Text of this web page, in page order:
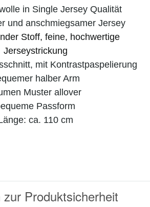
in Single Jersey Qualität
und anschmiegsamer Jersey
Stoff, feine, hochwertige
Jerseystrickung
mit Kontrastpaspelierung
halber Arm
Muster allover
Passform
ca. 110 cm
zur Produktsicherheit